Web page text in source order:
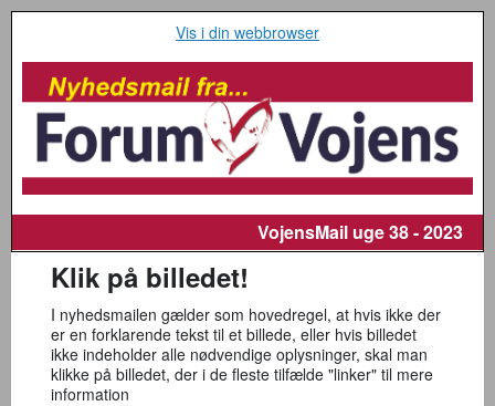
Vis i din webbrowser
VojensMail uge 38 - 2023
Klik på billedet!
I nyhedsmailen gælder som hovedregel, at hvis ikke der
er en forklarende tekst til et billede, eller hvis billedet
ikke indeholder alle nødvendige oplysninger, skal man
klikke på billedet, der i de fleste tilfælde "linker" til mere
information